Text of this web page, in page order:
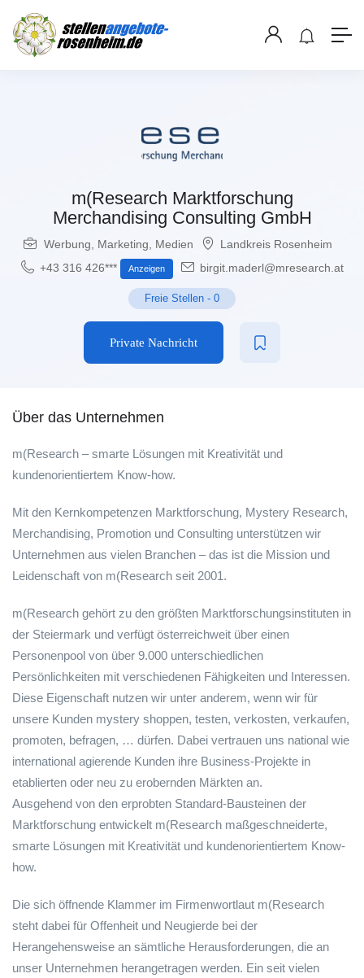
m(Research Marktforschung
Merchandising Consulting GmbH
Werbung, Marketing, Medien
Landkreis Rosenheim
+43 316 426***
Anzeigen birgit.maderl@mresearch.at
Freie Stellen - 0
Private Nachricht
Über das Unternehmen
m(Research – smarte Lösungen mit Kreativität und
kundenorientiertem Know-how.
Mit den Kernkompetenzen Marktforschung, Mystery Research,
Merchandising, Promotion und Consulting unterstützen wir
Unternehmen aus vielen Branchen – das ist die Mission und
Leidenschaft von m(Research seit 2001.
m(Research gehört zu den größten Marktforschungsinstituten in
der Steiermark und verfügt österreichweit über einen
Personenpool von über 9.000 unterschiedlichen
Persönlichkeiten mit verschiedenen Fähigkeiten und Interessen.
Diese Eigenschaft nutzen wir unter anderem, wenn wir für
unsere Kunden mystery shoppen, testen, verkosten, verkaufen,
promoten, befragen, … dürfen. Dabei vertrauen uns national wie
international agierende Kunden ihre Business-Projekte in
etablierten oder neu zu erobernden Märkten an.
Ausgehend von den erprobten Standard-Bausteinen der
Marktforschung entwickelt m(Research maßgeschneiderte,
smarte Lösungen mit Kreativität und kundenorientiertem Know-
how.
Die sich öffnende Klammer im Firmenwortlaut m(Research
steht dabei für Offenheit und Neugierde bei der
Herangehensweise an sämtliche Herausforderungen, die an
unser Unternehmen herangetragen werden. Ein seit vielen